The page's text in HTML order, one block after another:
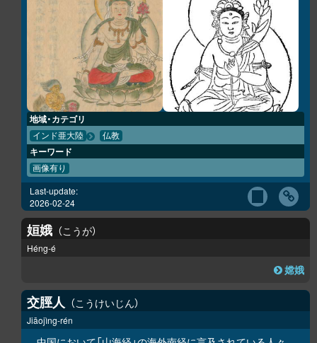
地域・カテゴリ
インド亜大陸 仏教
キーワード
画像有り
Last-update:
2026-02-24
姮娥 こうが
Héng-é
嫦娥
交脛人 こうけいじん
Jiāojìng-rén